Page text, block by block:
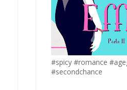
#spicy #romance
#secondchance